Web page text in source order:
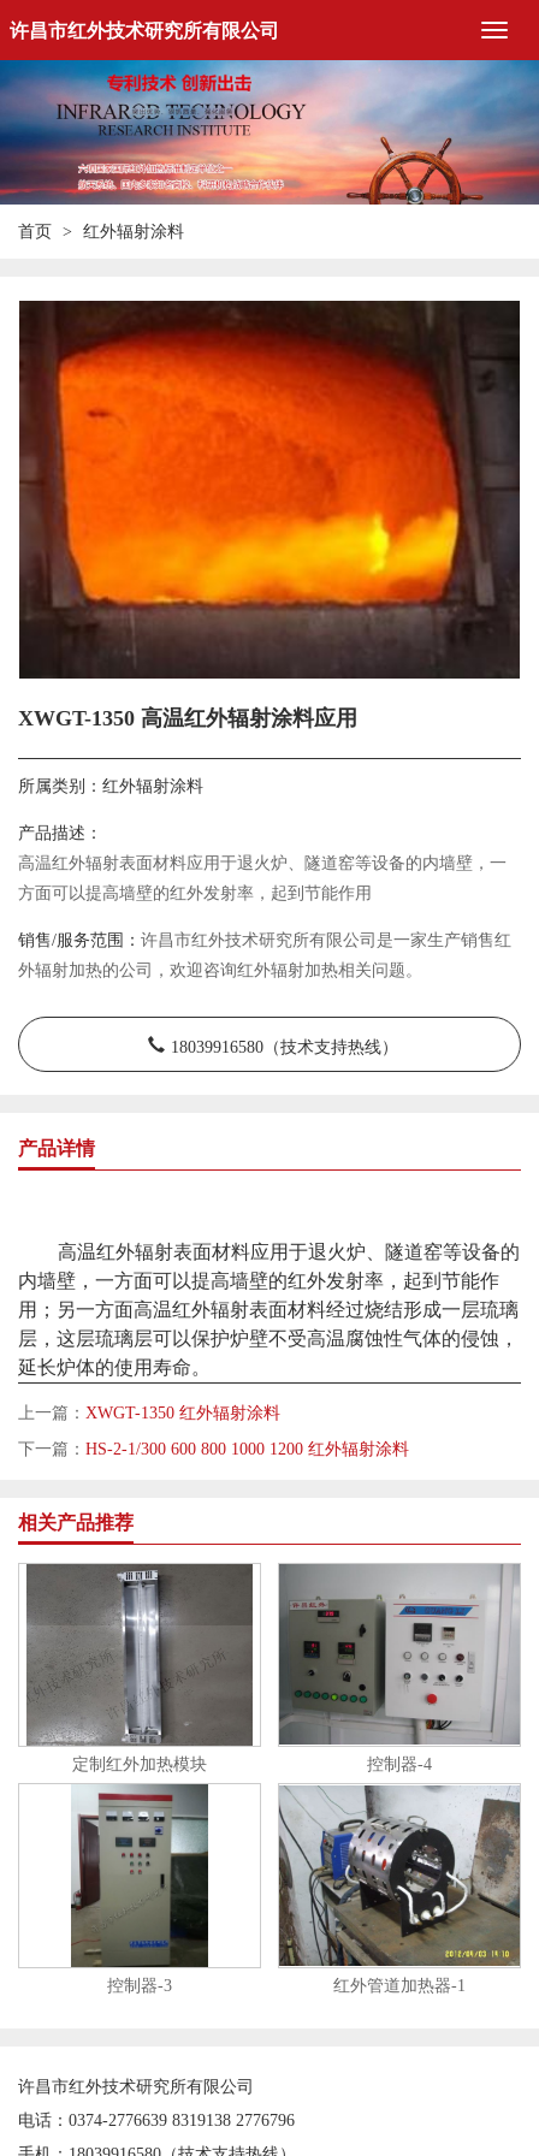
许昌市红外技术研究所有限公司
首页 红外辐射涂料
XWGT-1350 高温红外辐射涂料应用
所属类别： 红外辐射涂料
产品描述：
高温红外辐射表面材料应用于退火炉、隧道窑等设备的内墙壁，一
方面可以提高墙壁的红外发射率，起到节能作用
销售/服务范围： 许昌市红外技术研究所有限公司是一家生产销售红
外辐射加热的公司，欢迎咨询红外辐射加热相关问题。
18039916580（技术支持热线）
产品详情
高温红外辐射表面材料应用于退火炉、隧道窑等设备的
内墙壁，一方面可以提高墙壁的红外发射率，起到节能作
用；另一方面高温红外辐射表面材料经过烧结形成一层琉璃
层，这层琉璃层可以保护炉壁不受高温腐蚀性气体的侵蚀，
延长炉体的使用寿命。
上一篇： XWGT-1350 红外辐射涂料
下一篇： HS-2-1/300 600 800 1000 1200 红外辐射涂料
相关产品推荐
定制红外加热模块 控制器-4
控制器-3 红外管道加热器-1
许昌市红外技术研究所有限公司
电话：0374-2776639 8319138 2776796